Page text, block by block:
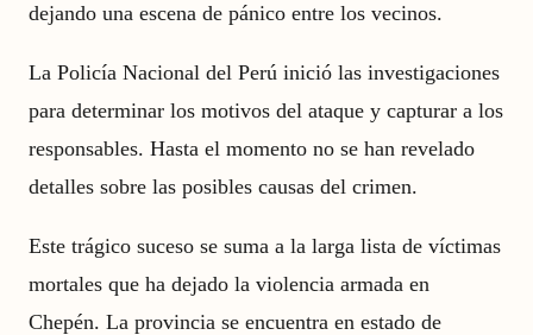
dejando una escena de pánico entre los vecinos.
La Policía Nacional del Perú inició las investigaciones
para determinar los motivos del ataque y capturar a los
responsables. Hasta el momento no se han revelado
detalles sobre las posibles causas del crimen.
Este trágico suceso se suma a la larga lista de víctimas
mortales que ha dejado la violencia armada en
Chepén. La provincia se encuentra en estado de